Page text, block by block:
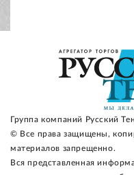
Группа компаний Русский
© Все права защищены,
материалов запрещенно.
Вся представленная